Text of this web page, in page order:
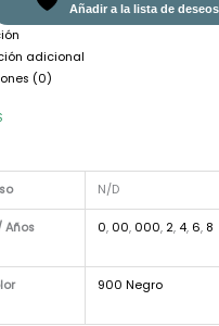
Añadir a la lista de deseos
adicional
(0)
N/D
Años 0, 00, 000, 2, 4, 6, 8
900 Negro